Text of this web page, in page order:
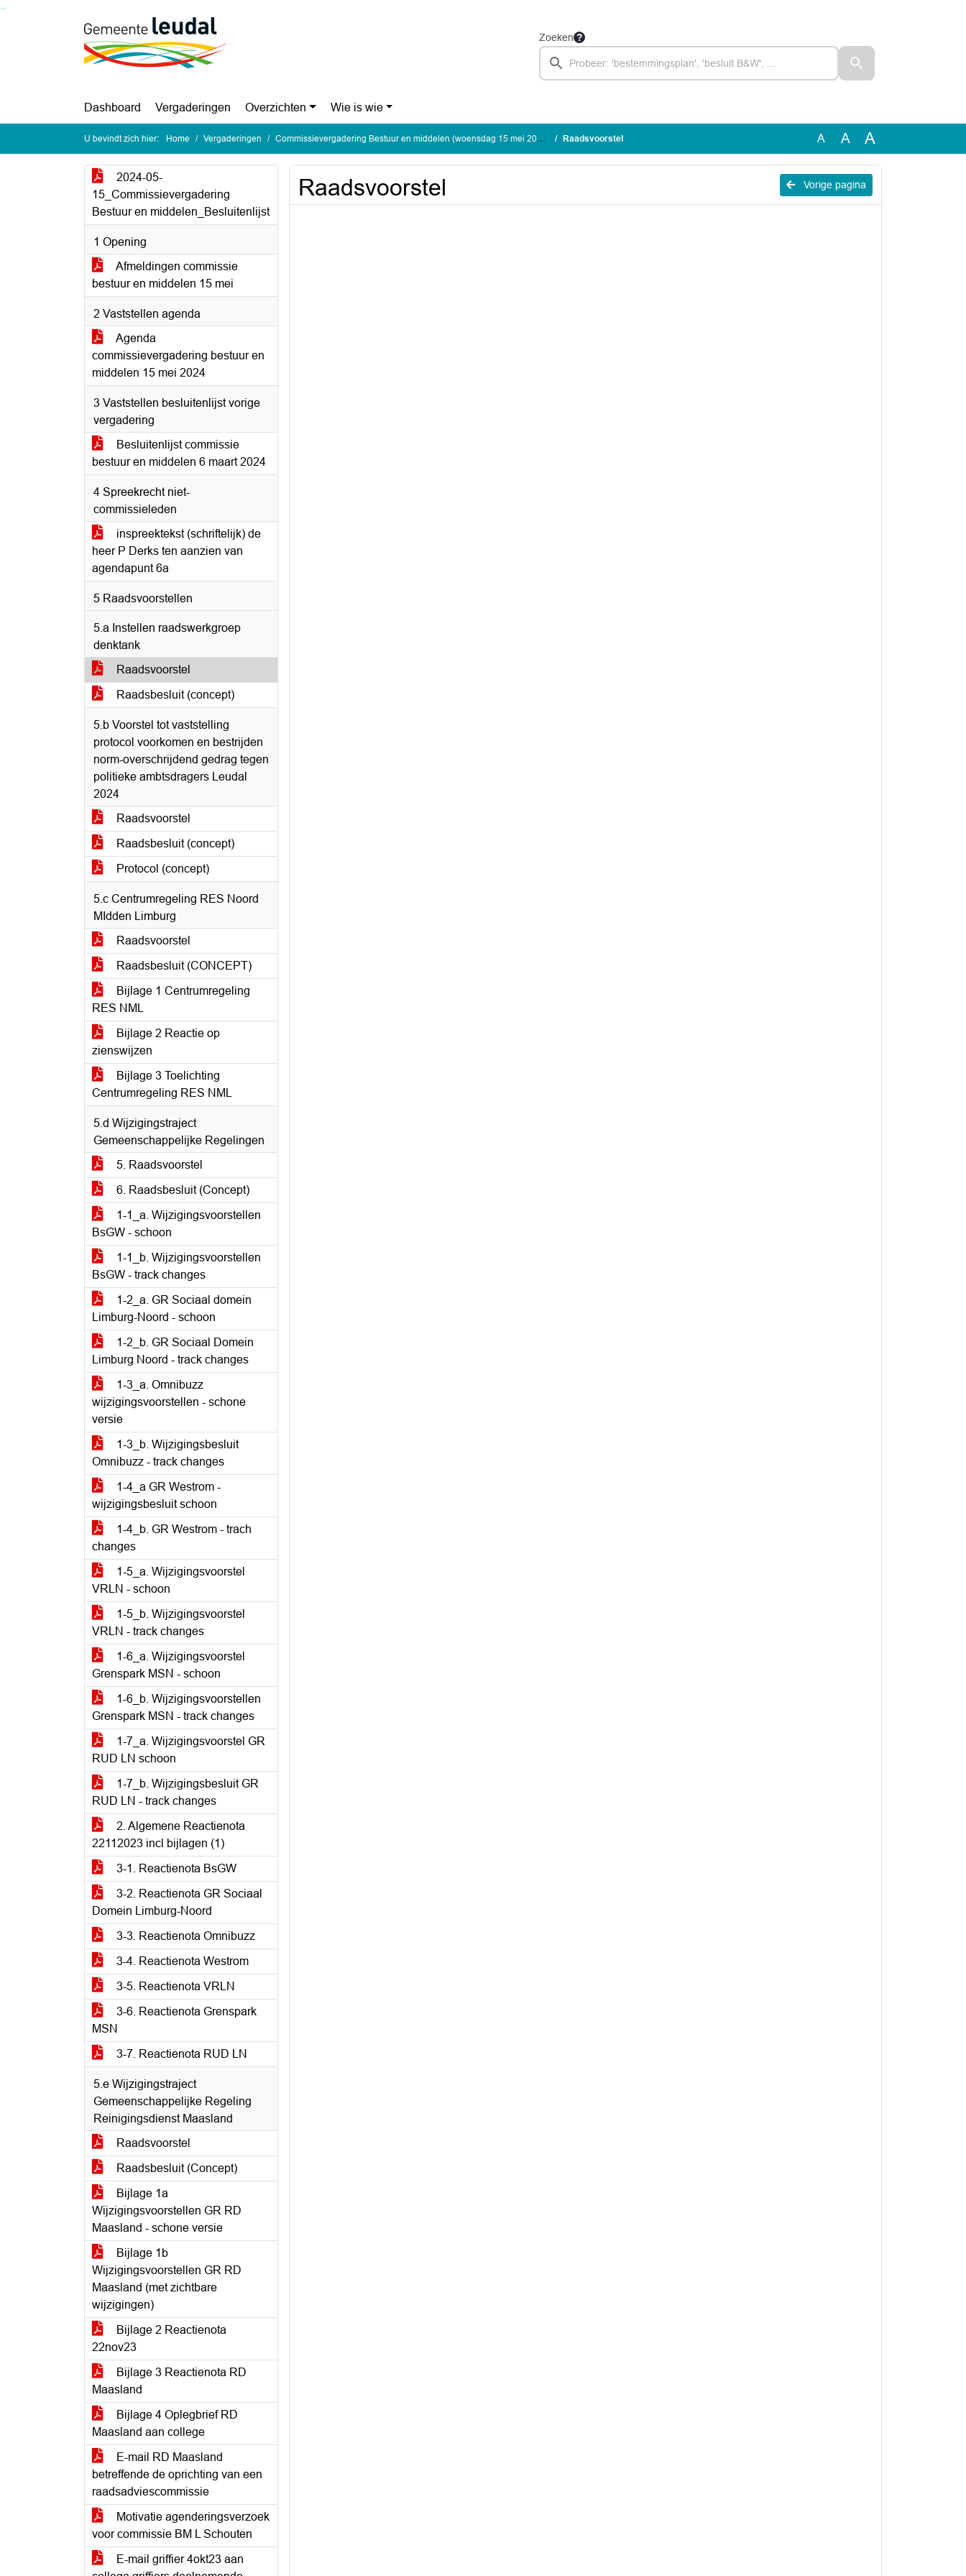
Ga naar de inhoud van deze pagina
Zoeken
Dashboard Vergaderingen Overzichten Wie is wie
U bevindt zich hier: Home Vergaderingen Commissievergadering Bestuur en middelen (woensdag 15 mei 2024) Raadsvoorstel A A A
2024-05-
15_Commissievergadering
Bestuur en middelen_Besluitenlijst
1 Opening
Afmeldingen commissie
bestuur en middelen 15 mei
2 Vaststellen agenda
Agenda
commissievergadering bestuur en
middelen 15 mei 2024
3 Vaststellen besluitenlijst vorige
vergadering
Besluitenlijst commissie
bestuur en middelen 6 maart 2024
4 Spreekrecht niet-
commissieleden
inspreektekst (schriftelijk) de
heer P Derks ten aanzien van
agendapunt 6a
5 Raadsvoorstellen
5.a Instellen raadswerkgroep
denktank
Raadsvoorstel
Raadsbesluit (concept)
5.b Voorstel tot vaststelling
protocol voorkomen en bestrijden
norm-overschrijdend gedrag tegen
politieke ambtsdragers Leudal
2024
Raadsvoorstel
Raadsbesluit (concept)
Protocol (concept)
5.c Centrumregeling RES Noord
MIdden Limburg
Raadsvoorstel
Raadsbesluit (CONCEPT)
Bijlage 1 Centrumregeling
RES NML
Bijlage 2 Reactie op
zienswijzen
Bijlage 3 Toelichting
Centrumregeling RES NML
5.d Wijzigingstraject
Gemeenschappelijke Regelingen
5. Raadsvoorstel
6. Raadsbesluit (Concept)
1-1_a. Wijzigingsvoorstellen
BsGW - schoon
1-1_b. Wijzigingsvoorstellen
BsGW - track changes
1-2_a. GR Sociaal domein
Limburg-Noord - schoon
1-2_b. GR Sociaal Domein
Limburg Noord - track changes
1-3_a. Omnibuzz
wijzigingsvoorstellen - schone
versie
1-3_b. Wijzigingsbesluit
Omnibuzz - track changes
1-4_a GR Westrom -
wijzigingsbesluit schoon
1-4_b. GR Westrom - trach
changes
1-5_a. Wijzigingsvoorstel
VRLN - schoon
1-5_b. Wijzigingsvoorstel
VRLN - track changes
1-6_a. Wijzigingsvoorstel
Grenspark MSN - schoon
1-6_b. Wijzigingsvoorstellen
Grenspark MSN - track changes
1-7_a. Wijzigingsvoorstel GR
RUD LN schoon
1-7_b. Wijzigingsbesluit GR
RUD LN - track changes
2. Algemene Reactienota
22112023 incl bijlagen (1)
3-1. Reactienota BsGW
3-2. Reactienota GR Sociaal
Domein Limburg-Noord
3-3. Reactienota Omnibuzz
3-4. Reactienota Westrom
3-5. Reactienota VRLN
3-6. Reactienota Grenspark
MSN
3-7. Reactienota RUD LN
5.e Wijzigingstraject
Gemeenschappelijke Regeling
Reinigingsdienst Maasland
Raadsvoorstel
Raadsbesluit (Concept)
Bijlage 1a
Wijzigingsvoorstellen GR RD
Maasland - schone versie
Bijlage 1b
Wijzigingsvoorstellen GR RD
Maasland (met zichtbare
wijzigingen)
Bijlage 2 Reactienota
22nov23
Bijlage 3 Reactienota RD
Maasland
Bijlage 4 Oplegbrief RD
Maasland aan college
E-mail RD Maasland
betreffende de oprichting van een
raadsadviescommissie
Motivatie agenderingsverzoek
voor commissie BM L Schouten
E-mail griffier 4okt23 aan
Vorige pagina
Raadsvoorstel